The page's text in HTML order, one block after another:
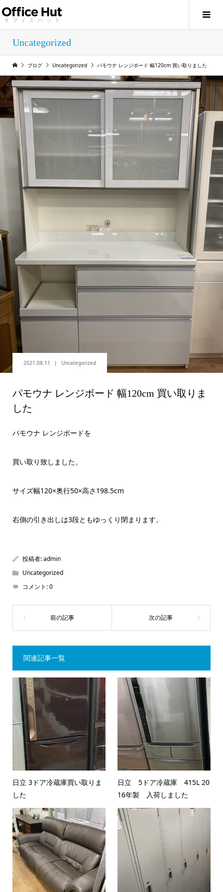
Uncategorized
ブログ Uncategorized パモウナ レンジボード 幅120cm 買い取りました
2021.08.11 Uncategorized
パモウナ レンジボード 幅120cm 買い取りま
した
パモウナ レンジボードを
買い取り致しました。
サイズ幅120×奥行50×高さ198.5cm
右側の引き出しは3段ともゆっくり閉まります。
投稿者:admin
Uncategorized
コメント:0
関連記事一覧
日立 3ドア冷蔵庫買い取りま
した
日立 5ドア冷蔵庫 415L 20
16年製 入荷しました